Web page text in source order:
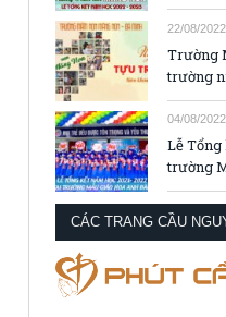
22/08/2022
Trường
trường
04/08/2022
Lễ Tổng
trường
CÁC TRANG CẦU